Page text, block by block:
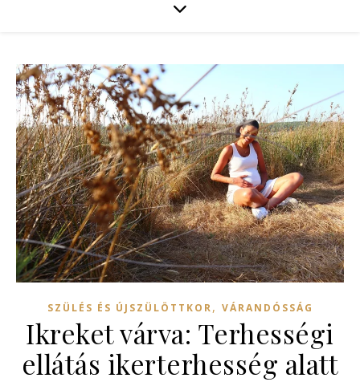
SZÜLÉS ÉS ÚJSZÜLÖTTKOR, VÁRANDÓSSÁG
Ikreket várva: Terhességi
ellátás ikerterhesség alatt